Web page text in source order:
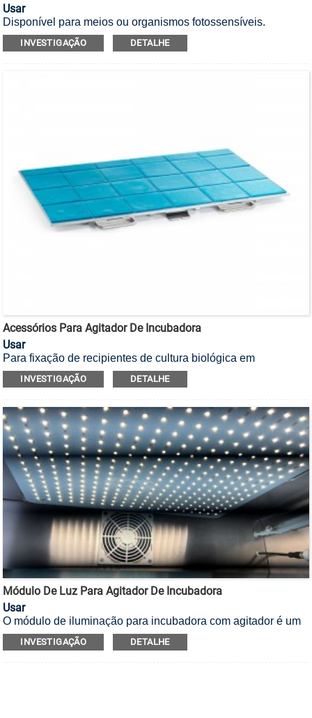
Usar
Disponível para meios ou organismos fotossensíveis.
Qualquer incubadora com agitador da Radobio pode ser
fornecida com janelas blackout para evitar a entrada de luz
INVESTIGAÇÃO DETALHE
Acessórios Para Agitador De Incubadora
Usar
Para fixação de recipientes de cultura biológica em
incubadora com agitação.
INVESTIGAÇÃO DETALHE
Módulo De Luz Para Agitador De Incubadora
Usar
O módulo de iluminação para incubadora com agitador é um
componente opcional, adequado para plantas ou tipos
específicos de células microbianas que necessitam de luz.
INVESTIGAÇÃO DETALHE